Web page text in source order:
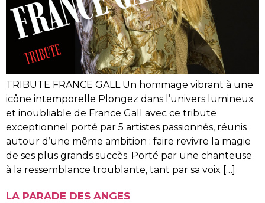
TRIBUTE FRANCE GALL Un hommage vibrant à une
icône intemporelle Plongez dans l’univers lumineux
et inoubliable de France Gall avec ce tribute
exceptionnel porté par 5 artistes passionnés, réunis
autour d’une même ambition : faire revivre la magie
de ses plus grands succès. Porté par une chanteuse
à la ressemblance troublante, tant par sa voix […]
LA PARADE DES ANGES